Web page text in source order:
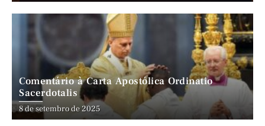
Comentário à Carta Apostólica Ordinatio
Sacerdotalis
8 de setembro de 2025